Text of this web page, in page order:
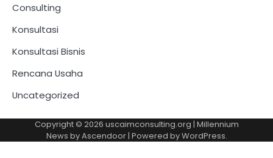
Consulting
Konsultasi
Konsultasi Bisnis
Rencana Usaha
Uncategorized
Copyright © 2026 uscaimconsulting.org | Millennium
News byAscendoor| Powered byWordPress.